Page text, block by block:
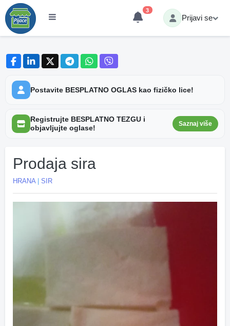
3
Prijavi se
Postavite BESPLATNO OGLAS kao fizičko lice!
Registrujte BESPLATNO TEZGU i
objavljujte oglase!
Saznaj više
Prodaja sira
HRANA| SIR